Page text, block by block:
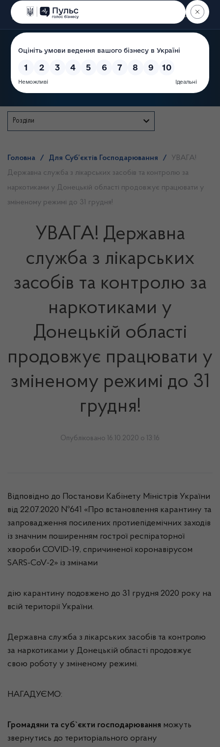
Пошук
Розділи
Головна / Для Суб’єктів Господарювання /
УВАГА!
Державна служба з лікарських засобів та контролю за
наркотиками у Донецькій області продовжує працювати у
зміненому режимі до 31 грудня!
УВАГА! Державна
служба з лікарських
засобів та контролю за
наркотиками у
Донецькій області
продовжує працювати у
зміненому режимі до 31
грудня!
Опубліковано 16.10.2020 о 13:16
Відповідно до Постанови Кабінету Міністрів України
від 22.07.2020 №641 «Про встановлення карантину та
запровадження посилених протиепідемічних заходів
із значним поширенням гострої респіраторної
хвороби COVID-19, спричиненої коронавірусом
SARS-CoV-2» із змінами
дію карантину подовжено до 31 грудня 2020 року на
всій території України.
Державна служба з лікарських засобів та контролю
за наркотиками у Донецькій області продовжує
свою роботу у зміненому режимі.
НАГАДУЄМО:
Громадяни та суб`єкти господарювання можуть
звернутись до територіального органу